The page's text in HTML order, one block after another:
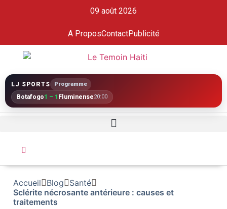
09 août 2026
A ProposContactPublicité
LJ SPORTS Programme
Botafogo1 – 1 Fluminense20:00
Accueil Blog
Santé
Sclérite nécrosante antérieure : causes et
traitements